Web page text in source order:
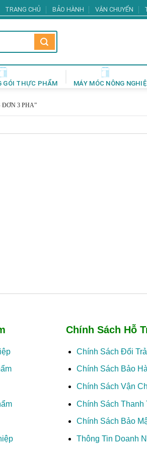
TRANG CHỦ BẢO HÀNH VẬN CHUYỂN
GÓI THỰC PHẨM MÁY MÓC NÔNG
ĐƠN 3 PHA”
Chính Sách Hỗ
Chính Sách Đổi Trả
Chính Sách Bảo
Chính Sách Vận
Chính Sách Thanh
Chính Sách Bảo
Thông Tin Doanh